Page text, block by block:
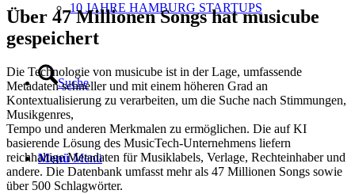
10 JAHRE HAMBURG STARTUPS
Suche
Menü Menü
Über 47 Millionen Songs hat musicube
gespeichert
Die Technologie von musicube ist in der Lage, umfassende
Metadaten schneller und mit einem höheren Grad an
Kontextualisierung zu verarbeiten, um die Suche nach Stimmungen,
Musikgenres,
Tempo und anderen Merkmalen zu ermöglichen. Die auf KI
basierende Lösung des MusicTech-Unternehmens liefern
reichhaltige Metadaten für Musiklabels, Verlage, Rechteinhaber und
andere. Die Datenbank umfasst mehr als 47 Millionen Songs sowie
über 500 Schlagwörter.